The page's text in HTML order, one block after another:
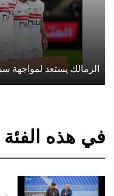
الزمالك يستعد
في هذه الفئة